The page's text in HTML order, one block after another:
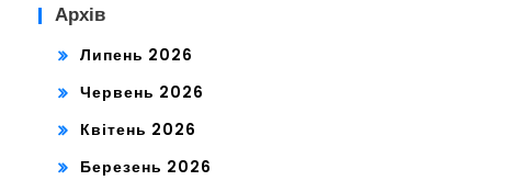
Архів
Липень 2026
Червень 2026
Квітень 2026
Березень 2026